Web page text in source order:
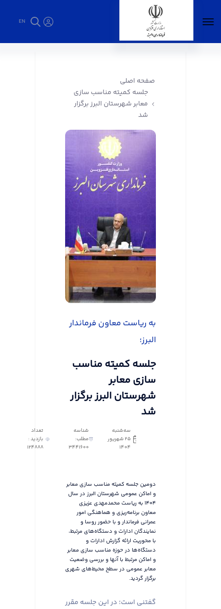
EN
صفحه اصلی
جلسه کمیته مناسب سازی
معابر شهرستان البرز برگزار
شد
به ریاست معاون فرماندار
البرز؛
جلسه کمیته مناسب
سازی معابر
شهرستان البرز برگزار
شد
سه‌شنبه
25 شهریور
1404
شناسه
مطلب:
3441600
تعداد
بازدید :
124888
دومین جلسه کمیته مناسب سازی معابر
و اماکن عمومی شهرستان البرز در سال
۱۴۰۴ به ریاست محمدمهدی عزیزی
معاون برنامه‌ریزی و هماهنگی امور
عمرانی فرماندار و با حضور روسا و
نمایندگان ادارات و دستگاه‌های مرتبط،
با محوریت ارائه گزارش ادارات و
دستگاه‌ها در حوزه مناسب سازی معابر
و اماکن مرتبط با آنها و بررسی وضعیت
معابر عمومی در سطح محیط‌های شهری
برگزار گردید.
گفتنی است؛ در این جلسه مقرر